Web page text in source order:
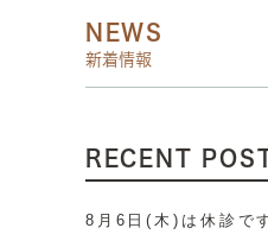
NEWS
新着情報
RECENT
8月6日(木)は休診で